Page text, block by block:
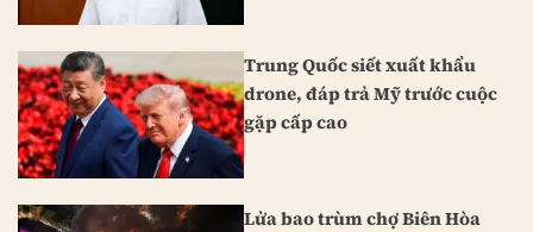
Trung Quốc siết xuất khẩu
drone, đáp trả Mỹ trước cuộc
gặp cấp cao
Lửa bao trùm chợ Biên Hòa